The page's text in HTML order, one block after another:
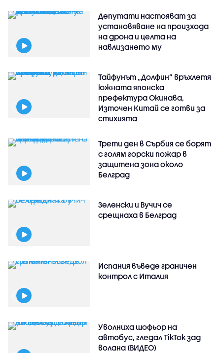
Депутати настояват за
установяване на произхода
на дрона и целта на
навлизането му
Тайфунът „Долфин” връхлетя
южната японска
префектура Окинава,
Източен Китай се готви за
стихията
Трети ден в Сърбия се борят
с голям горски пожар в
защитена зона около
Белград
Зеленски и Вучич се
срещнаха в Белград
Испания въведе граничен
контрол с Италия
Уволниха шофьор на
автобус, гледал TikTok зад
волана (ВИДЕО)